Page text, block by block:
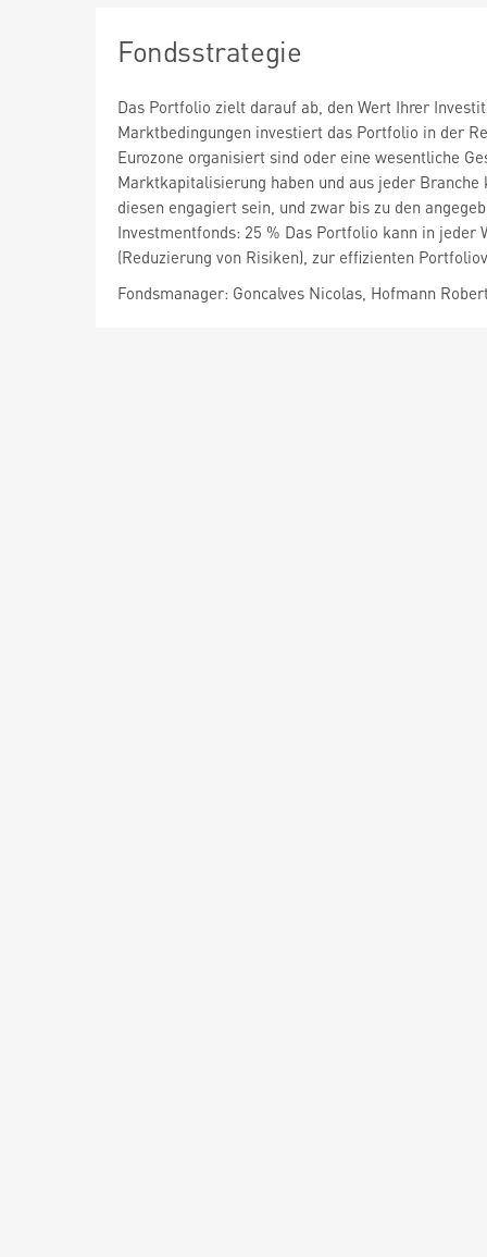
Fondsstrategie
Das Portfolio zielt darauf ab, den Wert Ihrer
Marktbedingungen investiert das Portfolio in der
Eurozone organisiert sind oder eine wesentliche
Marktkapitalisierung haben und aus jeder
diesen engagiert sein, und zwar bis zu den
Investmentfonds: 25 % Das Portfolio kann in
(Reduzierung von Risiken), zur effizienten
Fondsmanager: Goncalves Nicolas, Hofmann